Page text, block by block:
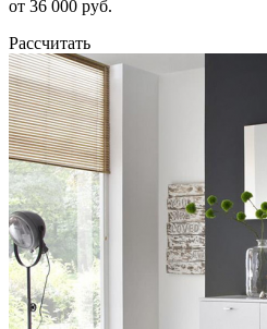
от 36 000 руб.
Рассчитать